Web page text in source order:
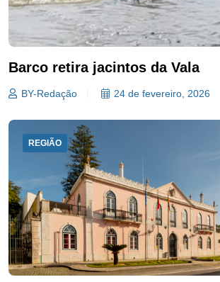
Barco retira jacintos da Vala
BY-Redação 24 de fevereiro, 2026
REGIÃO